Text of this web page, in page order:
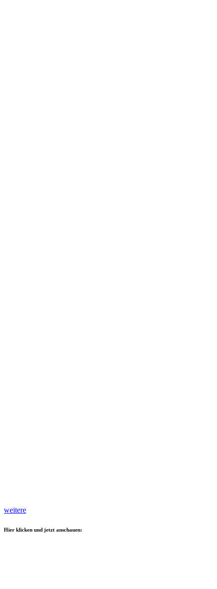
weitere
Hier klicken und jetzt anschauen: